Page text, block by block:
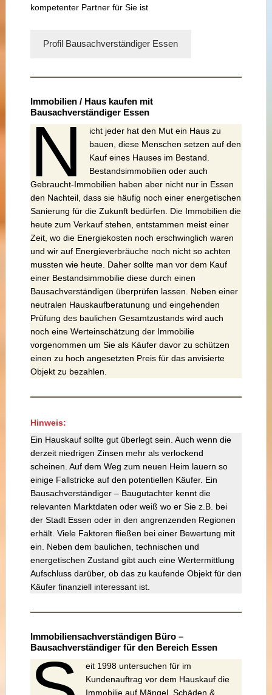
kompetenter Partner für Sie ist
Profil Bausachverständiger Essen
Immobilien / Haus kaufen mit
Bausachverständiger Essen
N
icht jeder hat den Mut ein Haus zu
bauen, diese Menschen setzen auf den
Kauf eines Hauses im Bestand.
Bestandsimmobilien oder auch
Gebraucht-Immobilien haben aber nicht nur in Essen
den Nachteil, dass sie häufig noch einer energetischen
Sanierung für die Zukunft bedürfen. Die Immobilien die
heute zum Verkauf stehen, entstammen meist einer
Zeit, wo die Energiekosten noch erschwinglich waren
und wir auf Energieverbräuche noch nicht so achten
mussten wie heute. Daher sollte man vor dem Kauf
einer Bestandsimmobilie diese durch einen
Bausachverständigen überprüfen lassen. Neben einer
neutralen Hauskaufberatunung und eingehenden
Prüfung des baulichen Gesamtzustands wird auch
noch eine Werteinschätzung der Immobilie
vorgenommen um Sie als Käufer davor zu schützen
einen zu hoch angesetzten Preis für das anvisierte
Objekt zu bezahlen.
Hinweis:
Ein Hauskauf sollte gut überlegt sein. Auch wenn die
derzeit niedrigen Zinsen mehr als verlockend
scheinen. Auf dem Weg zum neuen Heim lauern so
einige Fallstricke auf den potentiellen Käufer. Ein
Bausachverständiger – Baugutachter kennt die
relevanten Marktdaten oder weiß wo er Sie z.B. bei
der Stadt Essen oder in den angrenzenden Regionen
erhält. Viele Faktoren fließen bei einer Bewertung mit
ein. Neben dem baulichen, technischen und
energetischen Zustand gibt auch eine Wertermittlung
Aufschluss darüber, ob das zu kaufende Objekt für den
Käufer finanziell interessant ist.
Immobiliensachverständigen Büro –
Bausachverständiger für den Bereich Essen
eit 1998 untersuchen für im
Kundenauftrag vor dem Hauskauf die
Immobilie auf Mängel, Schäden &